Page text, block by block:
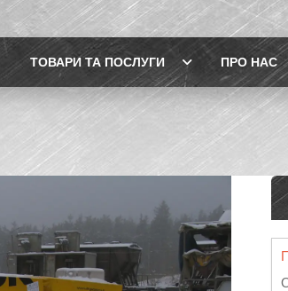
ТОВАРИ ТА ПОСЛУГИ ПРО НАС